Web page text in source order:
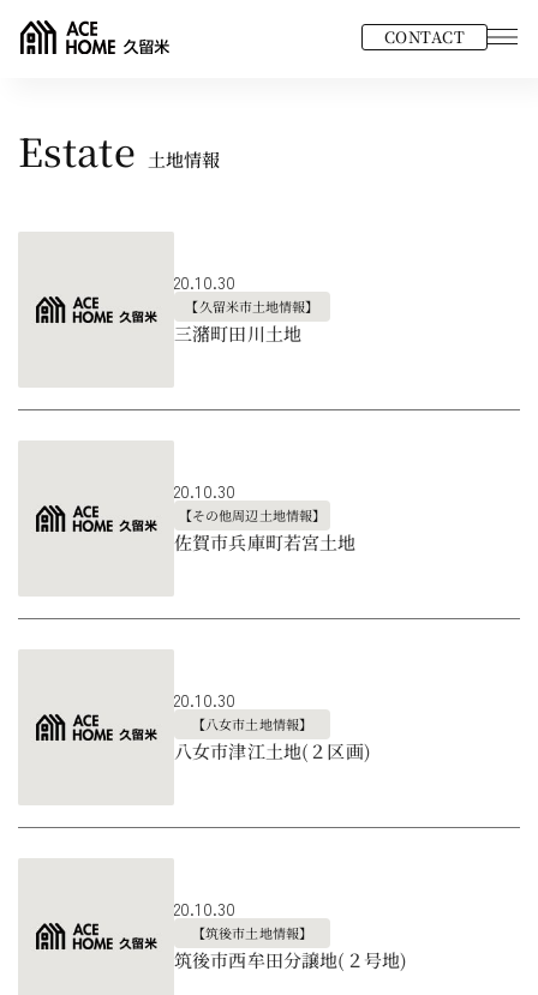
CONTACT
Estate 土地情報
20.10.30
【久留米市土地情報】
三潴町田川土地
20.10.30
【その他周辺土地情報】
佐賀市兵庫町若宮土地
20.10.30
【八女市土地情報】
八女市津江土地(２区画)
20.10.30
【筑後市土地情報】
筑後市西牟田分譲地(２号地)